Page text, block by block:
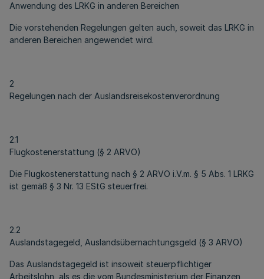
Anwendung des LRKG in anderen Bereichen
Die vorstehenden Regelungen gelten auch, soweit das LRKG in
anderen Bereichen angewendet wird.
2
Regelungen nach der Auslandsreisekostenverordnung
2.1
Flugkostenerstattung (§ 2 ARVO)
Die Flugkostenerstattung nach § 2 ARVO i.V.m. § 5 Abs. 1 LRKG
ist gemäß § 3 Nr. 13 EStG steuerfrei.
2.2
Auslandstagegeld, Auslandsübernachtungsgeld (§ 3 ARVO)
Das Auslandstagegeld ist insoweit steuerpflichtiger
Arbeitslohn, als es die vom Bundesministerium der Finanzen